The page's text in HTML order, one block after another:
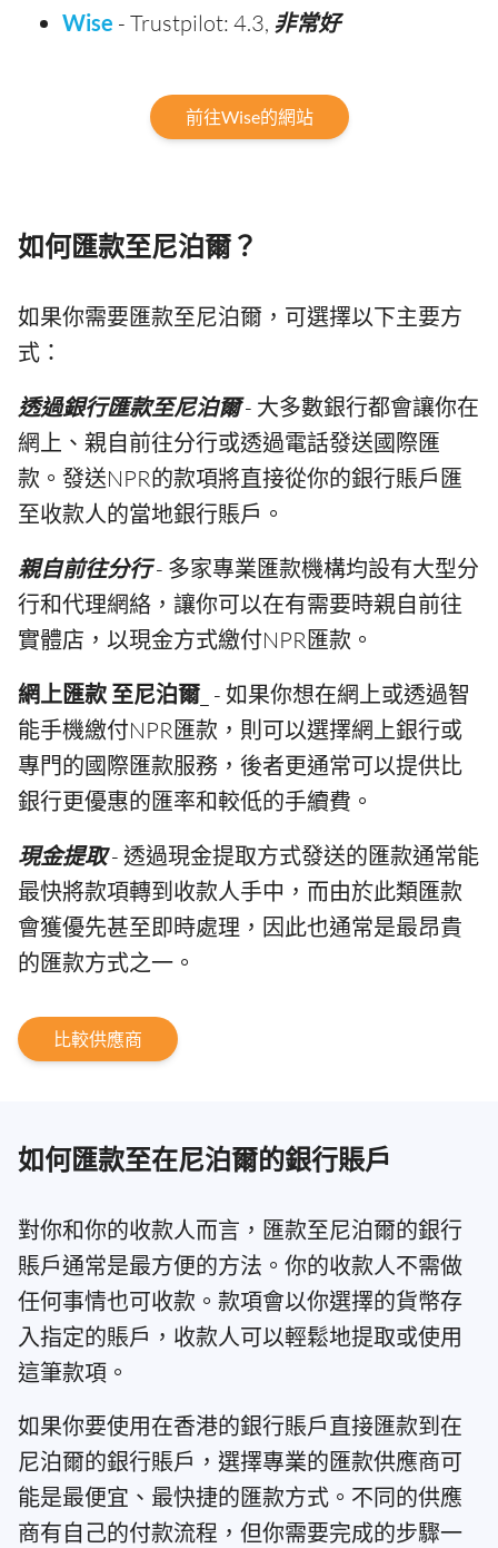
Wise - Trustpilot: 4.3, 非常好
前往Wise的網站
如何匯款至尼泊爾？
如果你需要匯款至尼泊爾，可選擇以下主要方
式：
透過銀行匯款至尼泊爾- 大多數銀行都會讓你在
網上、親自前往分行或透過電話發送國際匯
款。發送NPR的款項將直接從你的銀行賬戶匯
至收款人的當地銀行賬戶。
親自前往分行- 多家專業匯款機構均設有大型分
行和代理網絡，讓你可以在有需要時親自前往
實體店，以現金方式繳付NPR匯款。
網上匯款 至尼泊爾 _ - 如果你想在網上或透過智
能手機繳付NPR匯款，則可以選擇網上銀行或
專門的國際匯款服務，後者更通常可以提供比
銀行更優惠的匯率和較低的手續費。
現金提取- 透過現金提取方式發送的匯款通常能
最快將款項轉到收款人手中，而由於此類匯款
會獲優先甚至即時處理，因此也通常是最昂貴
的匯款方式之一。
比較供應商
如何匯款至在尼泊爾的銀行賬戶
對你和你的收款人而言，匯款至尼泊爾的銀行
賬戶通常是最方便的方法。你的收款人不需做
任何事情也可收款。款項會以你選擇的貨幣存
入指定的賬戶，收款人可以輕鬆地提取或使用
這筆款項。
如果你要使用在香港的銀行賬戶直接匯款到在
尼泊爾的銀行賬戶，選擇專業的匯款供應商可
能是最便宜、最快捷的匯款方式。不同的供應
商有自己的付款流程，但你需要完成的步驟一